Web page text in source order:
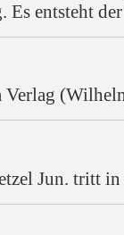
Es entsteht
Verlag
Jun. tritt in